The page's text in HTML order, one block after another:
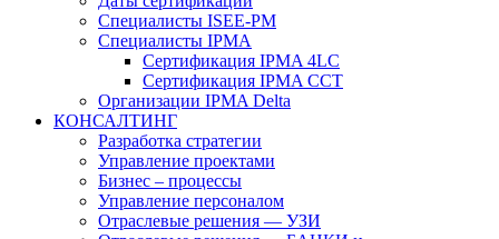
Специалисты ISEE-PM
Специалисты IPMA
Сертификация IPMA 4LC
Сертификация IPMA CCT
Организации IPMA Delta
КОНСАЛТИНГ
Разработка стратегии
Управление проектами
Бизнес – процессы
Управление персоналом
Отраслевые решения — УЗИ